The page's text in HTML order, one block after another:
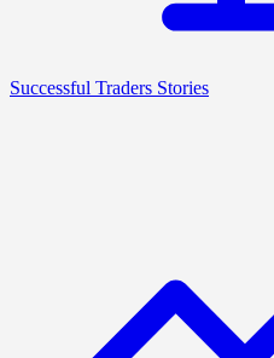
Successful Traders Stories